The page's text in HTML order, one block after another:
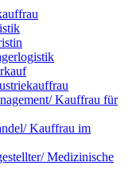
Kauffrau für
Kauffrau im
Medizinische